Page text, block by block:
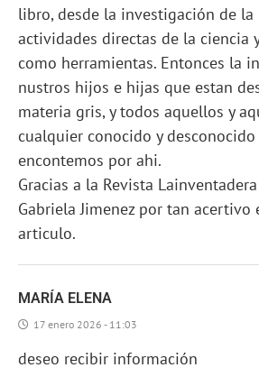
libro, desde la investigación de la
actividades directas de la ciencia
como herramientas. Entonces la
nustros hijos e hijas que estan
materia gris, y todos aquellos y
cualquier conocido y
encontemos por ahi.
Gracias a la Revista
Gabriela Jimenez por tan
articulo.
MARÍA ELENA
17 enero 2026 - 11:03
deseo recibir información